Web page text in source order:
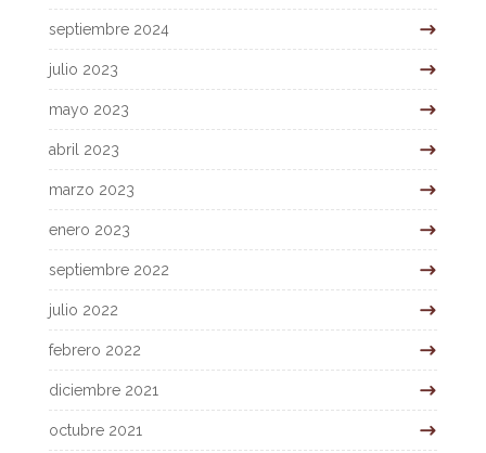
septiembre 2024
julio 2023
mayo 2023
abril 2023
marzo 2023
enero 2023
septiembre 2022
julio 2022
febrero 2022
diciembre 2021
octubre 2021